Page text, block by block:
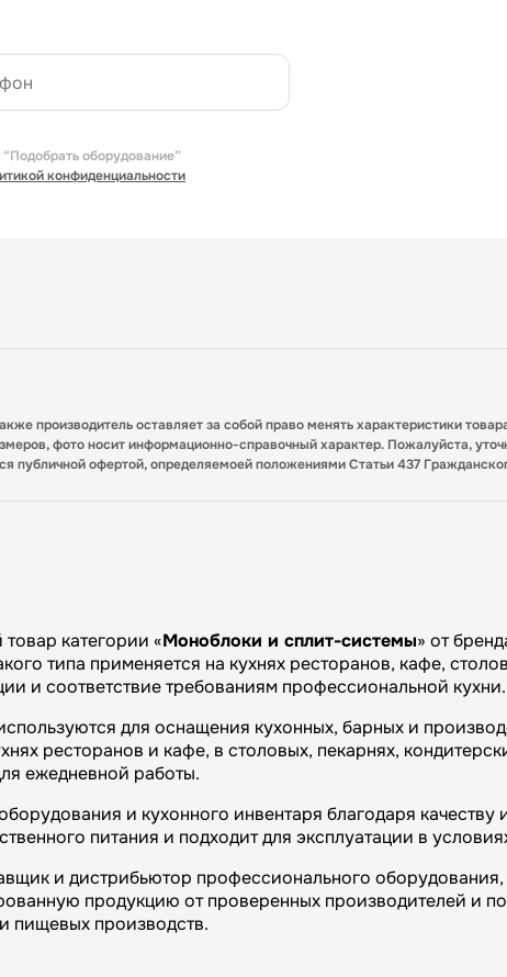
оборудование”
конфиденциальности
производитель оставляет за собой право менять характеристики
фото носит информационно-справочный характер. Пожалуйста,
публичной офертой, определяемоей положениями Статьи 437
категории «Моноблоки и сплит-системы» от
типа применяется на кухнях ресторанов, кафе,
и соответствие требованиям профессиональной кухни.
для оснащения кухонных, барных и
ресторанов и кафе, в столовых, пекарнях,
ежедневной работы.
и кухонного инвентаря благодаря
питания и подходит для эксплуатации в
и дистрибьютор профессионального
продукцию от проверенных производителей и
пищевых производств.